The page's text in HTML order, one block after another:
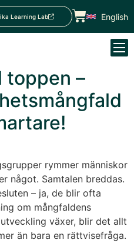
Learning Lab English
toppen –
rymmer människor
något. Samtalen breddas.
– ja, de blir ofta
om mångfaldens
växer, blir det allt
än bara en rättvisefråga.